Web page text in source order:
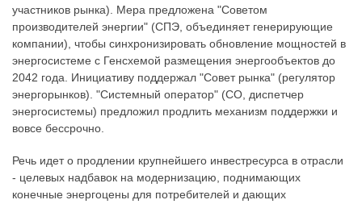
участников рынка). Мера предложена "Советом
производителей энергии" (СПЭ, объединяет генерирующие
компании), чтобы синхронизировать обновление мощностей в
энергосистеме с Генсхемой размещения энергообъектов до
2042 года. Инициативу поддержал "Совет рынка" (регулятор
энергорынков). "Системный оператор" (СО, диспетчер
энергосистемы) предложил продлить механизм поддержки и
вовсе бессрочно.
Речь идет о продлении крупнейшего инвестресурса в отрасли
- целевых надбавок на модернизацию, поднимающих
конечные энергоцены для потребителей и дающих